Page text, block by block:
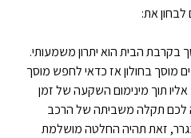
לבחון את:
בקרבת הבית הוא יתרון משמעותי.
מוסך בחולון אז כדאי לחפש מוסך
תוך מינימום השקעה של זמן
לכם תקלה משביתה של הרכב
זאת תהיה החלטה מושלמת